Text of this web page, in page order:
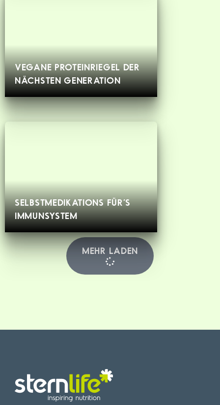
VEGANE PROTEINRIEGEL DER
NÄCHSTEN GENERATION
SELBSTMEDIKATIONS FÜR’S
IMMUNSYSTEM
MEHR LADEN